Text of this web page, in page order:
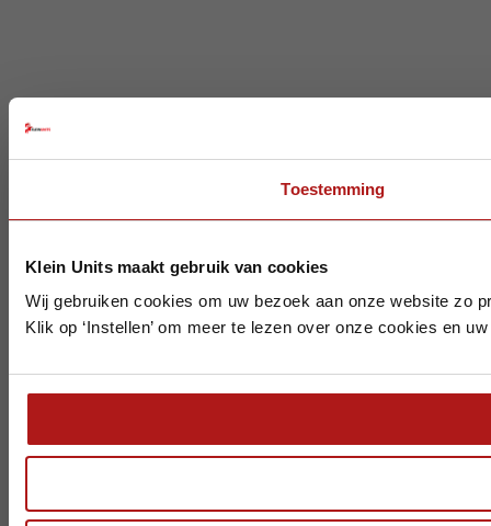
Toestemming
Klein Units maakt gebruik van cookies
Wij gebruiken cookies om uw bezoek aan onze website zo
Klik op ‘Instellen’ om meer te lezen over onze cookies en